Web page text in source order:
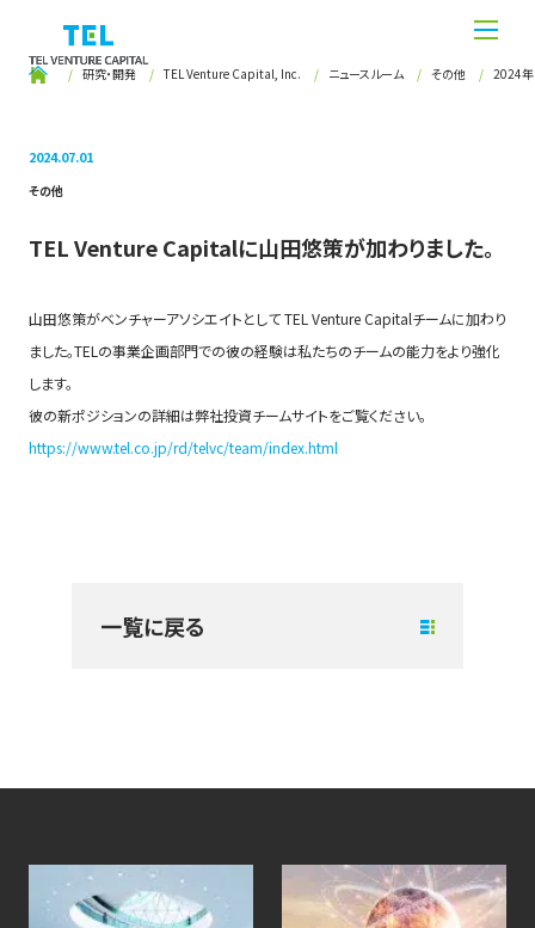
研究・開発 TEL Venture Capital, Inc. ニュースルーム その他 2024年
2024.07.01
その他
TEL Venture Capitalに山田悠策が加わりました。
山田悠策がベンチャーアソシエイトとして TEL Venture Capitalチームに加わり
ました。TELの事業企画部門での彼の経験は私たちのチームの能力をより強化
します。
彼の新ポジションの詳細は弊社投資チームサイトをご覧ください。
https://www.tel.co.jp/rd/telvc/team/index.html
一覧に戻る